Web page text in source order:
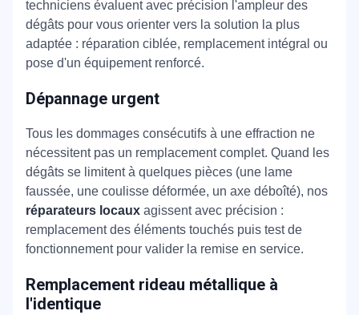
techniciens évaluent avec précision l'ampleur des
dégâts pour vous orienter vers la solution la plus
adaptée : réparation ciblée, remplacement intégral ou
pose d'un équipement renforcé.
Dépannage urgent
Tous les dommages consécutifs à une effraction ne
nécessitent pas un remplacement complet. Quand les
dégâts se limitent à quelques pièces (une lame
faussée, une coulisse déformée, un axe déboîté), nos
réparateurs locaux agissent avec précision :
remplacement des éléments touchés puis test de
fonctionnement pour valider la remise en service.
Remplacement rideau métallique à
l'identique